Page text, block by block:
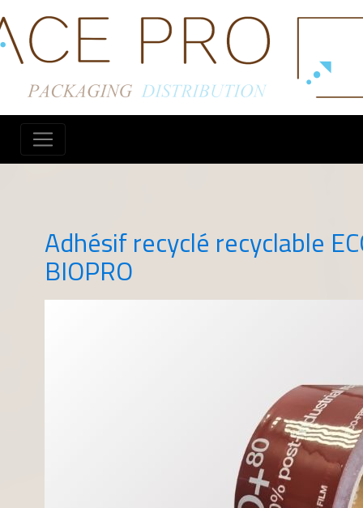
Adhésif recyclé recyclable
BIOPRO